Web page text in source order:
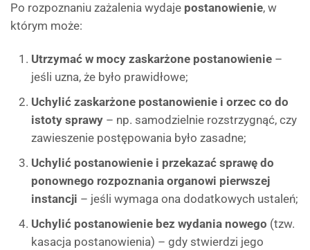
Po rozpoznaniu zażalenia wydaje postanowienie, w
którym może:
Utrzymać w mocy zaskarżone postanowienie –
jeśli uzna, że było prawidłowe;
Uchylić zaskarżone postanowienie i orzec co do
istoty sprawy – np. samodzielnie rozstrzygnąć, czy
zawieszenie postępowania było zasadne;
Uchylić postanowienie i przekazać sprawę do
ponownego rozpoznania organowi pierwszej
instancji – jeśli wymaga ona dodatkowych ustaleń;
Uchylić postanowienie bez wydania nowego (tzw.
kasacja postanowienia) – gdy stwierdzi jego